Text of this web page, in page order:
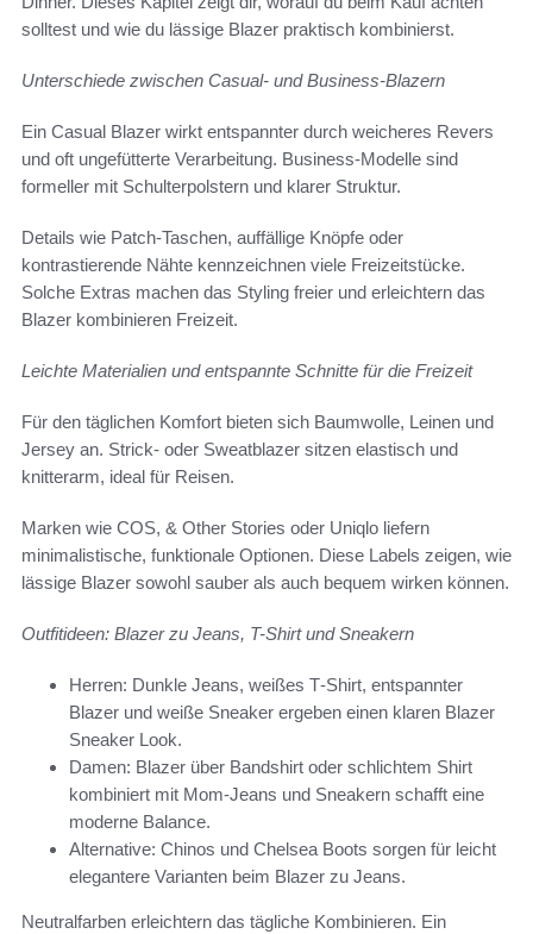
solltest und wie du lässige Blazer praktisch kombinierst.
Unterschiede zwischen Casual- und Business-Blazern
Ein Casual Blazer wirkt entspannter durch weicheres Revers
und oft ungefütterte Verarbeitung. Business-Modelle sind
formeller mit Schulterpolstern und klarer Struktur.
Details wie Patch-Taschen, auffällige Knöpfe oder
kontrastierende Nähte kennzeichnen viele Freizeitstücke.
Solche Extras machen das Styling freier und erleichtern das
Blazer kombinieren Freizeit.
Leichte Materialien und entspannte Schnitte für die Freizeit
Für den täglichen Komfort bieten sich Baumwolle, Leinen und
Jersey an. Strick- oder Sweatblazer sitzen elastisch und
knitterarm, ideal für Reisen.
Marken wie COS, & Other Stories oder Uniqlo liefern
minimalistische, funktionale Optionen. Diese Labels zeigen, wie
lässige Blazer sowohl sauber als auch bequem wirken können.
Outfitideen: Blazer zu Jeans, T-Shirt und Sneakern
Herren: Dunkle Jeans, weißes T‑Shirt, entspannter
Blazer und weiße Sneaker ergeben einen klaren Blazer
Sneaker Look.
Damen: Blazer über Bandshirt oder schlichtem Shirt
kombiniert mit Mom-Jeans und Sneakern schafft eine
moderne Balance.
Alternative: Chinos und Chelsea Boots sorgen für leicht
elegantere Varianten beim Blazer zu Jeans.
Neutralfarben erleichtern das tägliche Kombinieren. Ein